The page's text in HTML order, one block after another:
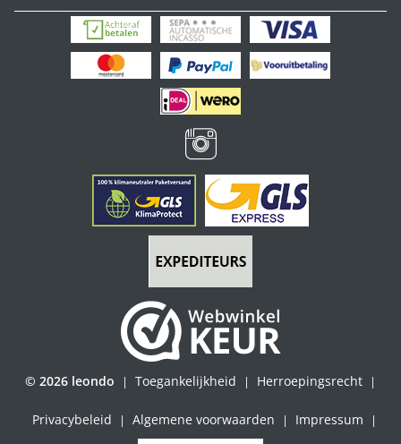
© 2026 leondo | Toegankelijkheid | Herroepingsrecht |
Privacybeleid | Algemene voorwaarden | Impressum
|